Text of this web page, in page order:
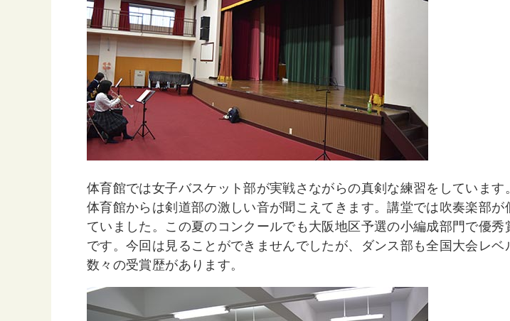
体育館では女子バスケット部が実戦さながらの真剣な練習をしています
体育館からは剣道部の激しい音が聞こえてきます。講堂では吹奏楽部が
ていました。この夏のコンクールでも大阪地区予選の小編成部門で優秀
です。今回は見ることができませんでしたが、ダンス部も全国大会レベ
数々の受賞歴があります。